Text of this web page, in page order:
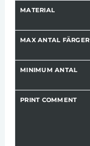
MATERIAL
MAX ANTAL FÄRGER
MINIMUM ANTAL
PRINT COMMENT